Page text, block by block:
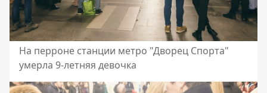
На перроне станции метро "Дворец Спорта"
умерла 9-летняя девочка